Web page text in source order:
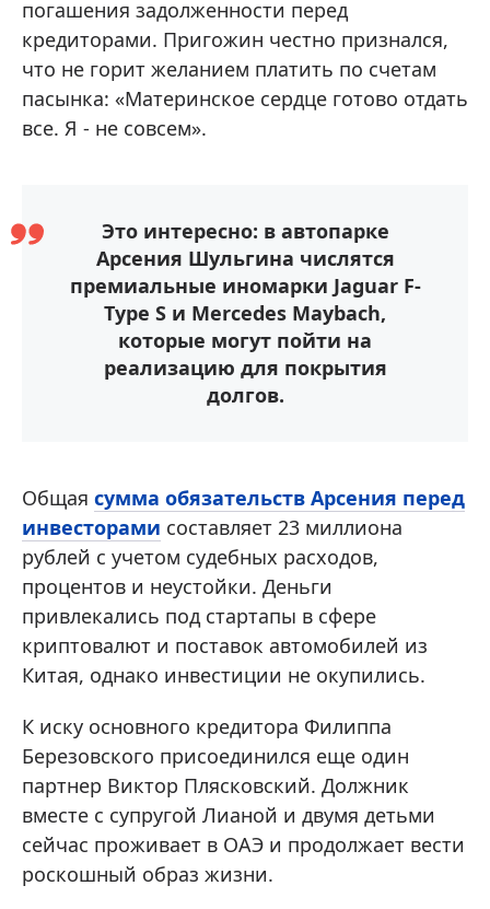
погашения задолженности перед
кредиторами. Пригожин честно признался,
что не горит желанием платить по счетам
пасынка: «Материнское сердце готово отдать
все. Я - не совсем».
Это интересно: в автопарке
Арсения Шульгина числятся
премиальные иномарки Jaguar F-
Type S и Mercedes Maybach,
которые могут пойти на
реализацию для покрытия
долгов.
Общая сумма обязательств Арсения перед
инвесторами составляет 23 миллиона
рублей с учетом судебных расходов,
процентов и неустойки. Деньги
привлекались под стартапы в сфере
криптовалют и поставок автомобилей из
Китая, однако инвестиции не окупились.
К иску основного кредитора Филиппа
Березовского присоединился еще один
партнер Виктор Плясковский. Должник
вместе с супругой Лианой и двумя детьми
сейчас проживает в ОАЭ и продолжает вести
роскошный образ жизни.